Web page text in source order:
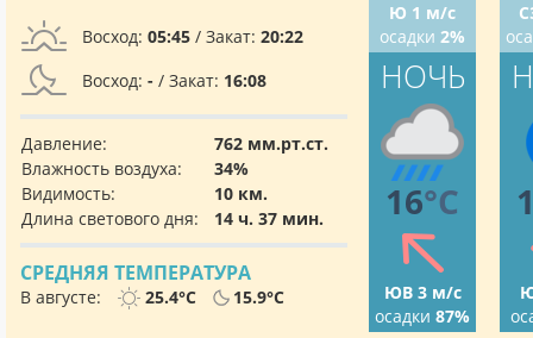
Восход: 05:45 / Закат: 20:22
Восход: - / Закат: 16:08
Давление:
762 мм.рт.ст.
Влажность воздуха:
34%
Видимость:
10 км.
Длина светового дня:
14 ч. 37 мин.
СРЕДНЯЯ ТЕМПЕРАТУРА
В августе: 25.4°C 15.9°C
Ю 1 м/с
осадки 2%
НОЧЬ
16°C
ЮВ 3 м/с
осадки 87%